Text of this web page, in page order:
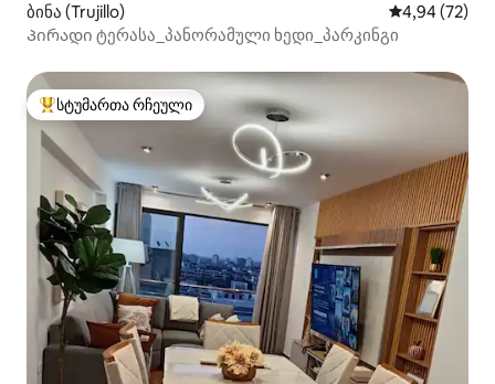
ბინა (Trujillo) საშუალო
4,94 (72)
Პირადი ტერასა_პანორამული ხედი_პარკინგი
სტუმართა რჩეული მოწინავე ვარიანტი
სტუმართა რჩეული